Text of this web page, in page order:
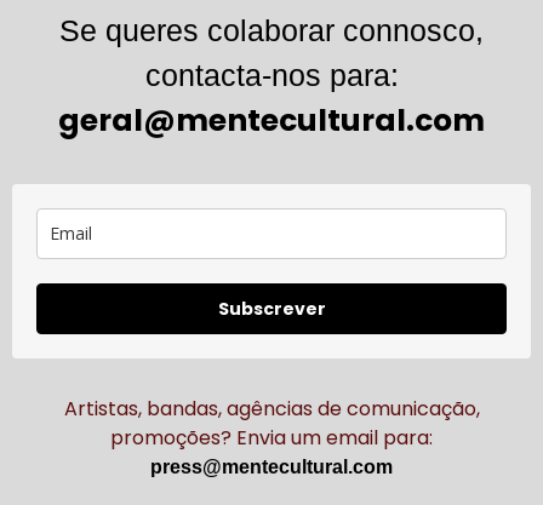
Se queres colaborar connosco,
contacta-nos para:
geral@mentecultural.com
Subscrever
Artistas, bandas, agências de comunicação,
promoções? Envia um email para:
press@mentecultural.com